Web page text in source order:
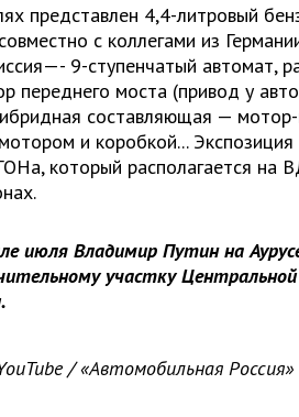
представлен 4,4-литровый
с коллегами из
9-ступенчатый автомат,
переднего моста (привод у
составляющая — мотор-
и коробкой...
который располагается на
июля Владимир Путин на
участку
/ «Автомобильная Россия»